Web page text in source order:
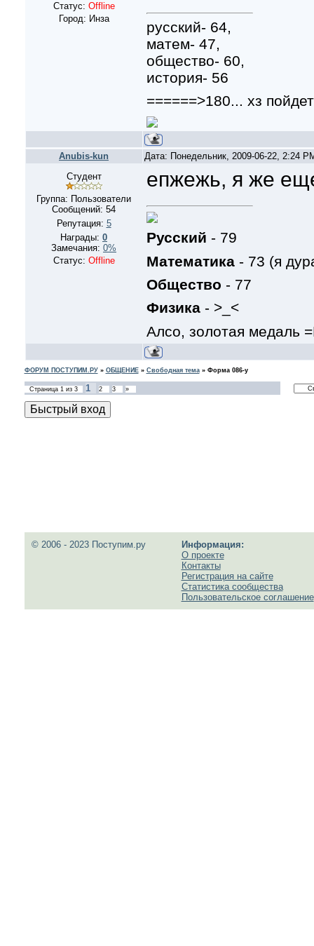
Статус: Offline
Город: Инза
русский- 64,
матем- 47,
общество- 60,
история- 56
======>180... хз
Anubis-kun
Дата: Понедельник, 2009-06-22, 2:24
Студент
Группа: Пользователи
Сообщений: 54
Репутация: 5
Награды: 0
Замечания: 0%
Статус: Offline
епжежь, я же
Русский - 79
Математика- 73 (я
Общество - 77
Физика- >_<
Алсо, золотая медаль
ФОРУМ ПОСТУПИМ.РУ» ОБЩЕНИЕ» Свободная тема» Форма 086-у
Страница 1из 3 1 2 3 »
© 2006 - 2023 Поступим.ру
Информация:
О проекте
Контакты
Регистрация на сайте
Статистика сообщества
Пользовательское соглашение